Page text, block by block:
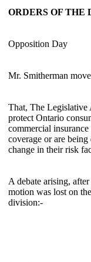
ORDERS OF THE
Opposition Day
Mr. Smitherman
That, The Legislative
protect Ontario
commercial
coverage or are being
change in their risk
A debate arising,
motion was lost on
division:-